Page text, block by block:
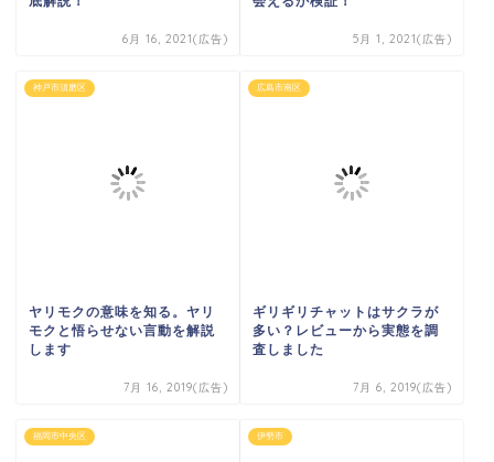
6月 16, 2021(広告) 5月 1, 2021(広告)
神戸市須磨区
ヤリモクの意味を知る。ヤリ
モクと悟らせない言動を解説
します
7月 16, 2019(広告)
広島市南区
ギリギリチャットはサクラが
多い？レビューから実態を調
査しました
7月 6, 2019(広告)
福岡市中央区 伊勢市